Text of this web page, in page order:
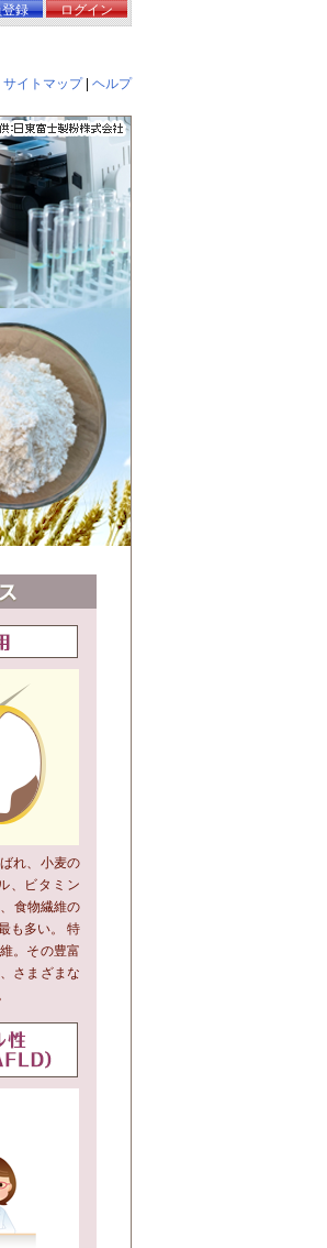
ログイン
録
サイトマップ| ヘルプ
れ、小麦の
、ビタミン
食物繊維の
も多い。 特
。その豊富
さまざまな